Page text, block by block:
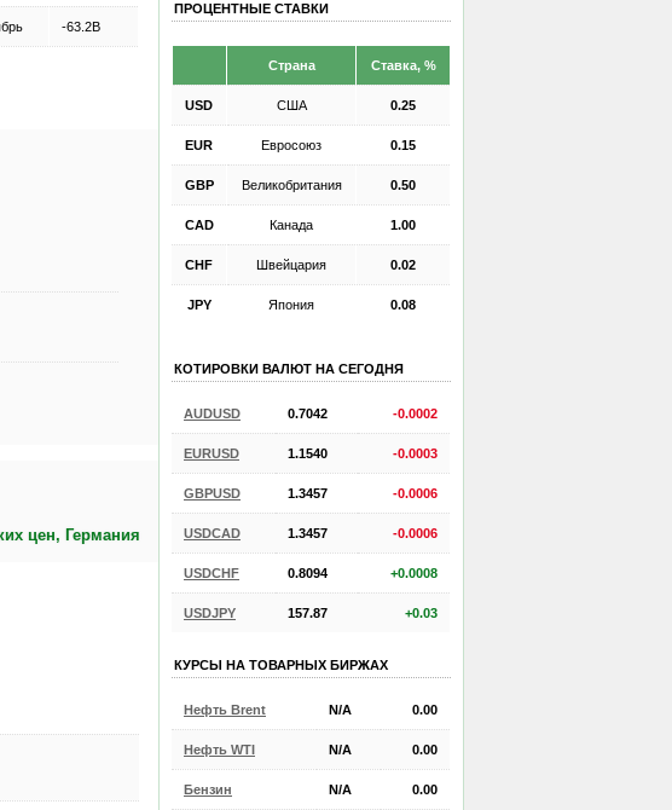
-63.2B
цен, Германия
ПРОЦЕНТНЫЕ СТАВКИ
Страна Ставка, %
USD США 0.25
EUR Евросоюз 0.15
GBP Великобритания 0.50
CAD Канада 1.00
CHF Швейцария 0.02
JPY Япония 0.08
КОТИРОВКИ ВАЛЮТ НА СЕГОДНЯ
AUDUSD 0.7042 -0.0002
EURUSD 1.1540 -0.0003
GBPUSD 1.3457 -0.0006
USDCAD 1.3457 -0.0006
USDCHF 0.8094 +0.0008
USDJPY 157.87 +0.03
КУРСЫ НА ТОВАРНЫХ БИРЖАХ
Нефть Brent N/A 0.00
Нефть WTI N/A 0.00
Бензин N/A 0.00